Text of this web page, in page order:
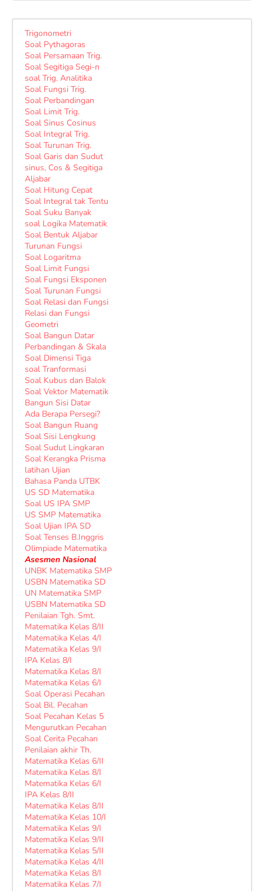
Trigonometri
Soal Pythagoras
Soal Persamaan Trig.
Soal Segitiga Segi-n
soal Trig. Analitika
Soal Fungsi Trig.
Soal Perbandingan
Soal Limit Trig.
Soal Sinus Cosinus
Soal Integral Trig.
Soal Turunan Trig.
Soal Garis dan Sudut
sinus, Cos & Segitiga
Aljabar
Soal Hitung Cepat
Soal Integral tak Tentu
Soal Suku Banyak
soal Logika Matematik
Soal Bentuk Aljabar
Turunan Fungsi
Soal Logaritma
Soal Limit Fungsi
Soal Fungsi Eksponen
Soal Turunan Fungsi
Soal Relasi dan Fungsi
Relasi dan Fungsi
Geometri
Soal Bangun Datar
Perbandingan & Skala
Soal Dimensi Tiga
soal Tranformasi
Soal Kubus dan Balok
Soal Vektor Matematik
Bangun Sisi Datar
Ada Berapa Persegi?
Soal Bangun Ruang
Soal Sisi Lengkung
Soal Sudut Lingkaran
Soal Kerangka Prisma
latihan Ujian
Bahasa Panda UTBK
US SD Matematika
Soal US IPA SMP
US SMP Matematika
Soal Ujian IPA SD
Soal Tenses B.Inggris
Olimpiade Matematika
Asesmen Nasional
UNBK Matematika SMP
USBN Matematika SD
UN Matematika SMP
USBN Matematika SD
Penilaian Tgh. Smt.
Matematika Kelas 8/II
Matematika Kelas 4/I
Matematika Kelas 9/I
IPA Kelas 8/I
Matematika Kelas 8/I
Matematika Kelas 6/I
Soal Operasi Pecahan
Soal Bil. Pecahan
Soal Pecahan Kelas 5
Mengurutkan Pecahan
Soal Cerita Pecahan
Penilaian akhir Th.
Matematika Kelas 6/II
Matematika Kelas 8/I
Matematika Kelas 6/I
IPA Kelas 8/II
Matematika Kelas 8/II
Matematika Kelas 10/I
Matematika Kelas 9/I
Matematika Kelas 9/II
Matematika Kelas 5/II
Matematika Kelas 4/II
Matematika Kelas 8/I
Matematika Kelas 7/I